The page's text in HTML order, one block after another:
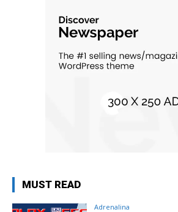
MUST READ
Adrenalina